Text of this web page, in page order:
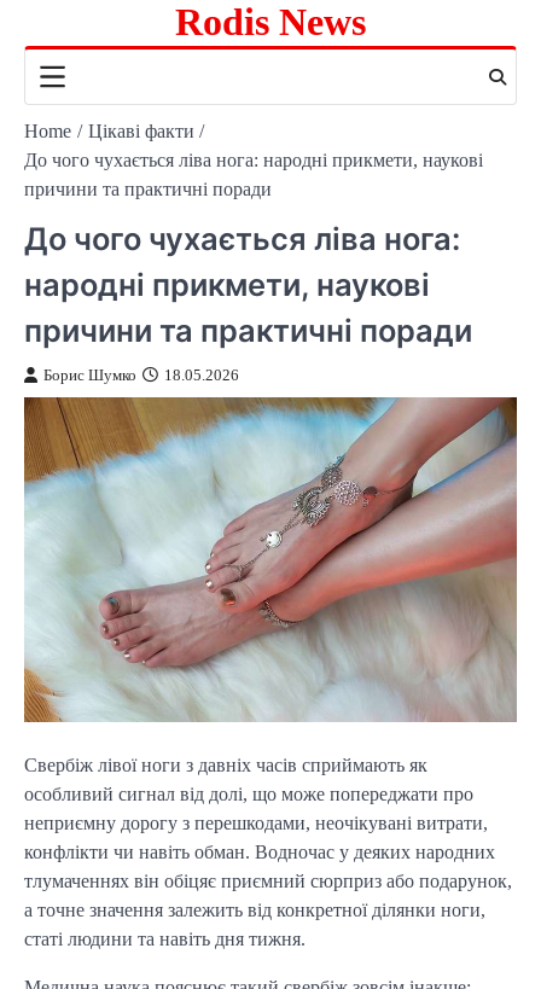
content
Rodis News
Home
Цікаві факти
До чого чухається ліва нога: народні прикмети, наукові
причини та практичні поради
До чого чухається ліва нога:
народні прикмети, наукові
причини та практичні поради
Борис Шумко 18.05.2026
Свербіж лівої ноги з давніх часів сприймають як
особливий сигнал від долі, що може попереджати про
неприємну дорогу з перешкодами, неочікувані витрати,
конфлікти чи навіть обман. Водночас у деяких народних
тлумаченнях він обіцяє приємний сюрприз або подарунок,
а точне значення залежить від конкретної ділянки ноги,
статі людини та навіть дня тижня.